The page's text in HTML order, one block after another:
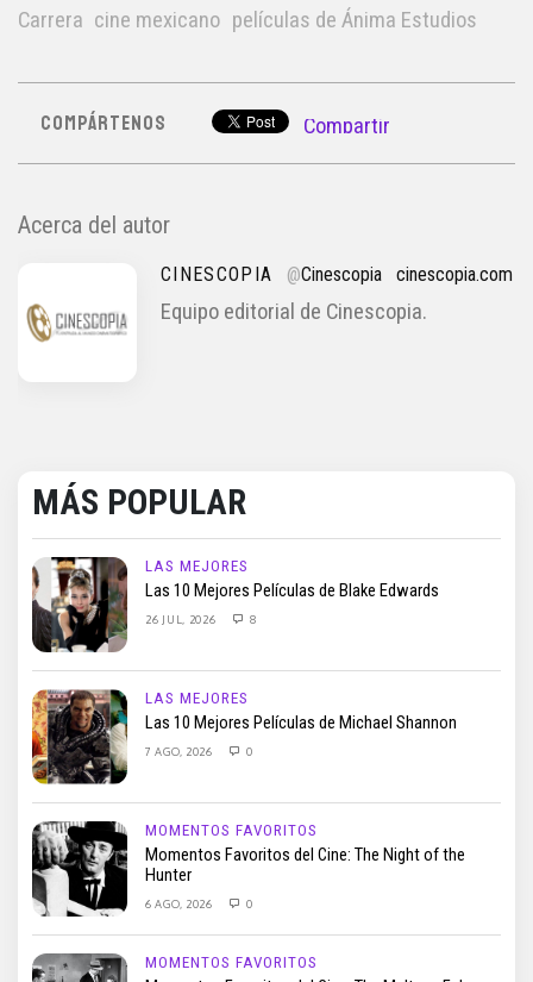
Carrera cine mexicano películas de Ánima Estudios
COMPÁRTENOS Compartir
Acerca del autor
CINESCOPIA @Cinescopia cinescopia.com
Equipo editorial de Cinescopia.
MÁS POPULAR
LAS MEJORES
Las 10 Mejores Películas de Blake Edwards
26 JUL, 2026 8
LAS MEJORES
Las 10 Mejores Películas de Michael Shannon
7 AGO, 2026 0
MOMENTOS FAVORITOS
Momentos Favoritos del Cine: The Night of the
Hunter
6 AGO, 2026 0
MOMENTOS FAVORITOS